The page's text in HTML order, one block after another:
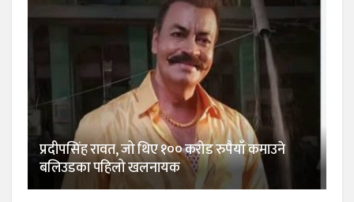
प्रदीपसिंह रावत, जो थिए १०० करोड रुपैयाँ कमाउने
बलिउडका पहिलो खलनायक